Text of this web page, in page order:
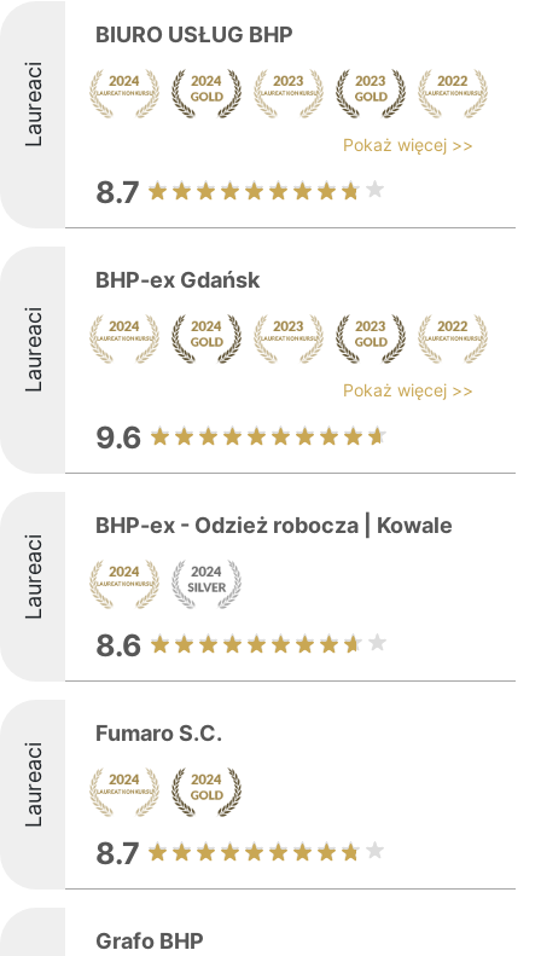
Laureaci
BIURO USŁUG BHP
Pokaż więcej >>
8.7
Laureaci
BHP-ex Gdańsk
Pokaż więcej >>
9.6
Laureaci
BHP-ex - Odzież robocza | Kowale
8.6
Laureaci
Fumaro S.C.
8.7
Grafo BHP